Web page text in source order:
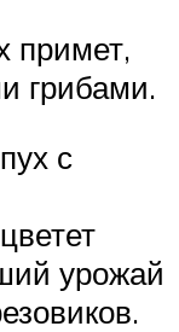
примет,
грибами.
с
урожай